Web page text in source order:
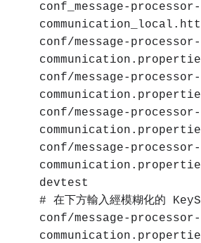
conf_message-processor-
conf/message-processor-
conf/message-processor-
conf/message-processor-
conf/message-processor-
devtest
# 在下方輸入經模糊化的
conf/message-processor-